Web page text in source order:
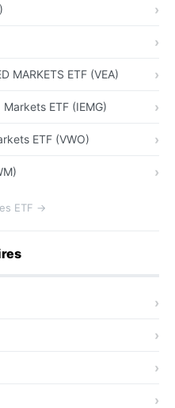
MARKETS ETF (VEA)
ETF (IEMG)
ETF (VWO)
ETF →